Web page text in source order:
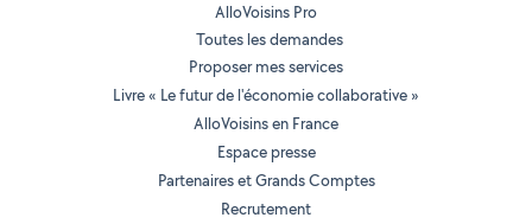
AlloVoisins Pro
Toutes les demandes
Proposer mes services
Livre « Le futur de l'économie collaborative »
AlloVoisins en France
Espace presse
Partenaires et Grands Comptes
Recrutement